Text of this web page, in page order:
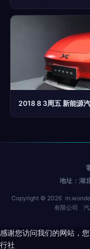
2018 8 3周五 新能源
地址：湖
Copyright © 2026
有限公司
感谢您访问我们的网站，
行社